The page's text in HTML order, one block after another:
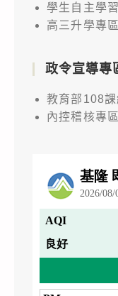
學生自主學
高三升學專區
政令宣導專
教育部108課
內控稽核專區